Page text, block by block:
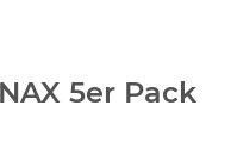
5er Pack